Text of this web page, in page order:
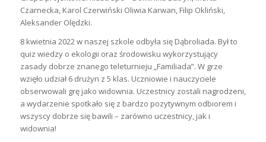
Czarnecka, Karol Czerwiński Oliwia Karwan, Filip Okliński,
Aleksander Olędzki.
8 kwietnia 2022 w naszej szkole odbyła się Dąbroliada. Był to
quiz wiedzy o ekologii oraz środowisku wykorzystujący
zasady dobrze znanego teleturnieju „Familiada”. W grze
wzięło udział 6 drużyn z 5 klas. Uczniowie i nauczyciele
obserwowali grę jako widownia. Uczestnicy zostali nagrodzeni,
a wydarzenie spotkało się z bardzo pozytywnym odbiorem i
wszyscy dobrze się bawili – zarówno uczestnicy, jak i
widownia!